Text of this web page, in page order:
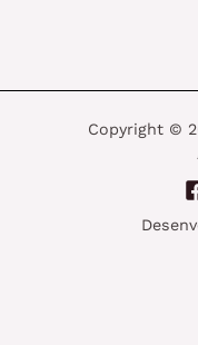
Copyright ©